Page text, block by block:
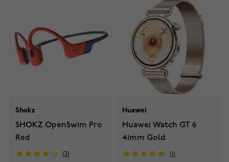
Shokz
SHOKZ OpenSwim Pro
Red
3
Huawei
Huawei Watch GT 6
41mm Gold